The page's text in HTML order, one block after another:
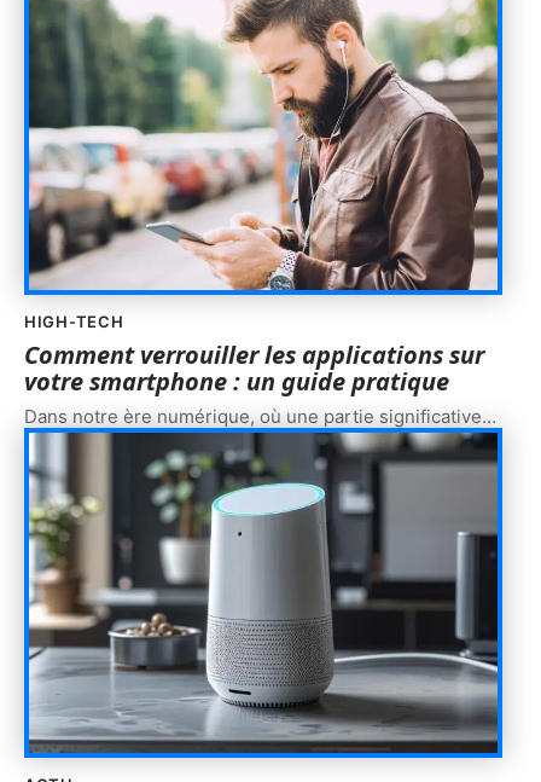
HIGH-TECH
Comment verrouiller les applications sur
votre smartphone : un guide pratique
Dans notre ère numérique, où une partie significative…